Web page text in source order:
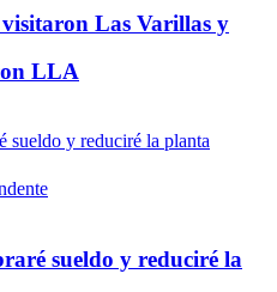
visitaron Las Varillas y
LLA
sueldo y reduciré la